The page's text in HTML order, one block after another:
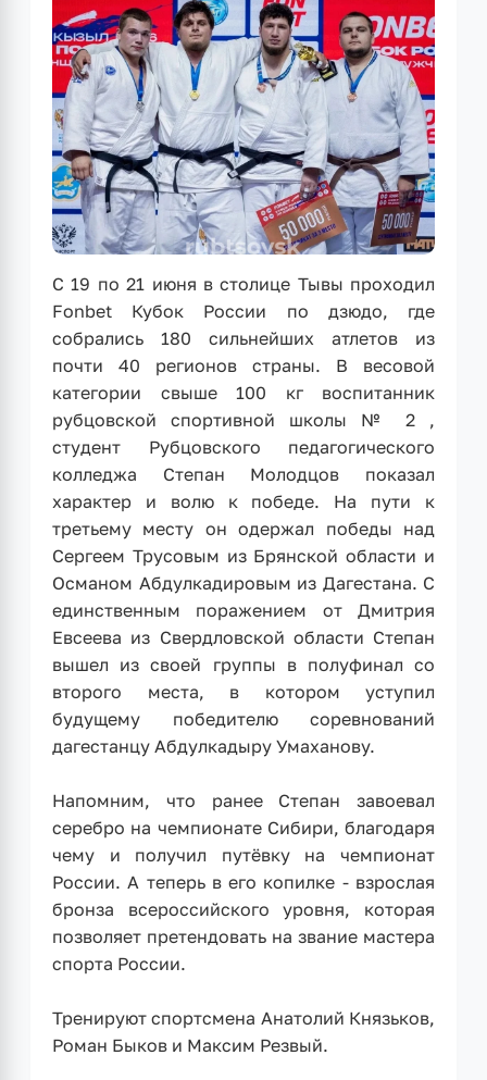
⁣С 19 по 21 июня в столице Тывы проходил
Fonbet Кубок России по дзюдо, где
собрались 180 сильнейших атлетов из
почти 40 регионов страны. В весовой
категории свыше 100 кг воспитанник
рубцовской спортивной школы № 2 ,
студент Рубцовского педагогического
колледжа Степан Молодцов показал
характер и волю к победе. На пути к
третьему месту он одержал победы над
Сергеем Трусовым из Брянской области и
Османом Абдулкадировым из Дагестана. С
единственным поражением от Дмитрия
Евсеева из Свердловской области Степан
вышел из своей группы в полуфинал со
второго места, в котором уступил
будущему победителю соревнований
дагестанцу Абдулкадыру Умаханову.
Напомним, что ранее Степан завоевал
серебро на чемпионате Сибири, благодаря
чему и получил путёвку на чемпионат
России. А теперь в его копилке - взрослая
бронза всероссийского уровня, которая
позволяет претендовать на звание мастера
спорта России.
Тренируют спортсмена Анатолий Князьков,
Роман Быков и Максим Резвый.